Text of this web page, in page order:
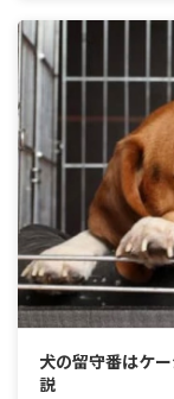
犬の留守番はケ
説